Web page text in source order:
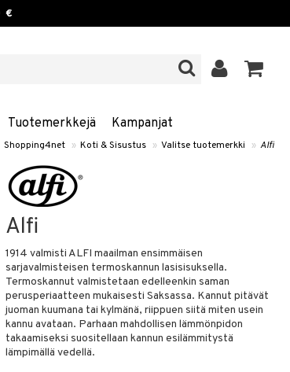
€
Tuotemerkkejä Kampanjat
Shopping4net » Koti & Sisustus » Valitse tuotemerkki » Alfi
Alfi
1914 valmisti ALFI maailman ensimmäisen
sarjavalmisteisen termoskannun lasisisuksella.
Termoskannut valmistetaan edelleenkin saman
perusperiaatteen mukaisesti Saksassa. Kannut pitävät
juoman kuumana tai kylmänä, riippuen siitä miten usein
kannu avataan. Parhaan mahdollisen lämmönpidon
takaamiseksi suositellaan kannun esilämmitystä
lämpimällä vedellä.